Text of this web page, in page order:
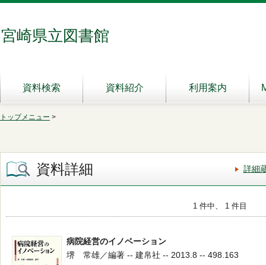
宮崎県立図書館
資料検索 資料紹介 利用案内
トップメニュー >
資料詳細 詳細
1 件中、 1 件目
病院経営のイノベーション
堺 常雄／編著 -- 建帛社 -- 2013.8 -- 498.163